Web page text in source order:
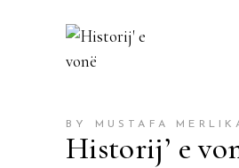
BY MUSTAFA
Historij’ e